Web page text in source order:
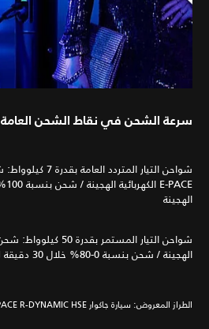
سرعة الشحن في نقاط الشحن العامة
الهجينة
الهجينة / شحن بنسبة 0‑80% خلال 30 دقيقة لسيارة جاكوار F‑PACE الكهربائية الهجينة
الطراز المعروض: سيارة جاكوار E-PACE R-DYNAMIC HSE